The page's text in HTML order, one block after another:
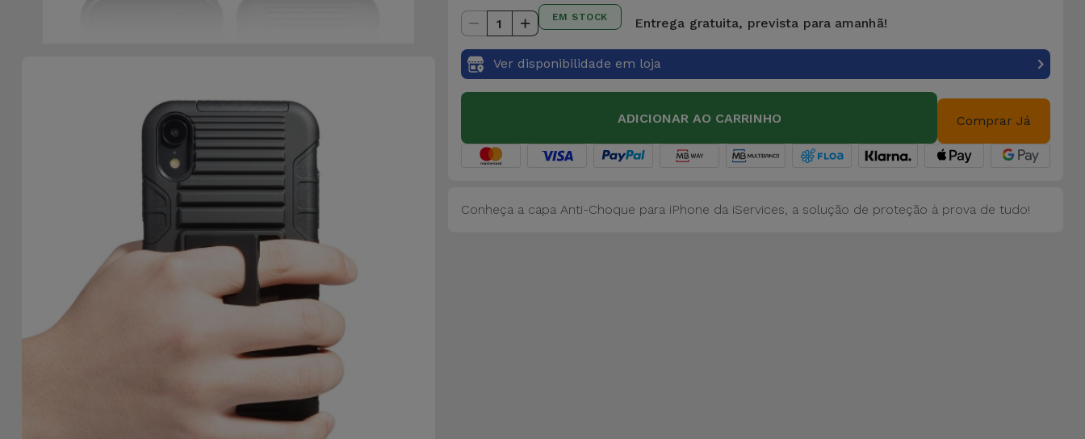
1 EM STOCK Entrega gratuita, prevista para amanhã!
Ver disponibilidade em loja
ADICIONAR AO CARRINHO Comprar Já
Conheça a capa Anti-Choque para iPhone da iServices, a solução de proteção à prova de tudo!